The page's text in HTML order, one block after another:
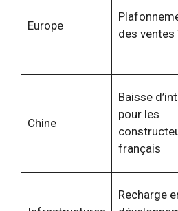
Europe
des ventes
Chine
Baisse
pour les
français
Recharge